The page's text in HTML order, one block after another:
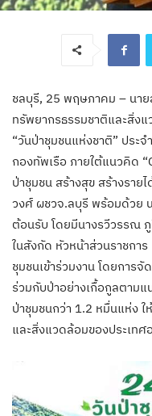
ชลบุรี, 25 พฤษภาคม – นาย
ทรัพยากรธรรมชาติและสิ่งแ
“วันป่าชุมชนแห่งชาติ” ประ
กองทัพเรือ ภายใต้แนวคิด
ป่าชุมชน สร้างสุข สร้างราย
วงศ์ ผชวจ.ลบุรี พร้อมด้วย
ต้อนรับ โดยมีนางรวีวรรณ
ในสังกัด หัวหน้าส่วนราชกา
ชุมชนเข้าร่วมงาน โดยการจั
ร่วมกับป่าอย่างเกื้อกูลตาม
ป่าชุมชนกว่า 1.2 หมื่นแห่ง
และสิ่งแวดล้อมของประเทศ